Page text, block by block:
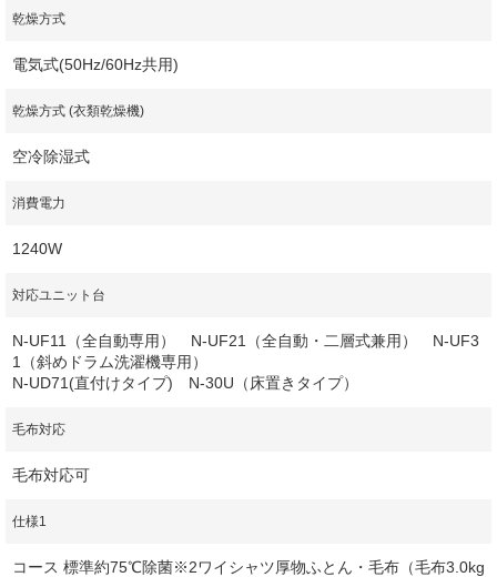
乾燥方式
電気式(50Hz/60Hz共用)
乾燥方式 (衣類乾燥機)
空冷除湿式
消費電力
1240W
対応ユニット台
N-UF11（全自動専用） N-UF21（全自動・二層式兼用） N-UF3
1（斜めドラム洗濯機専用）
N-UD71(直付けタイプ) N-30U（床置きタイプ）
毛布対応
毛布対応可
仕様1
コース 標準約75℃除菌※2ワイシャツ厚物ふとん・毛布（毛布3.0kg